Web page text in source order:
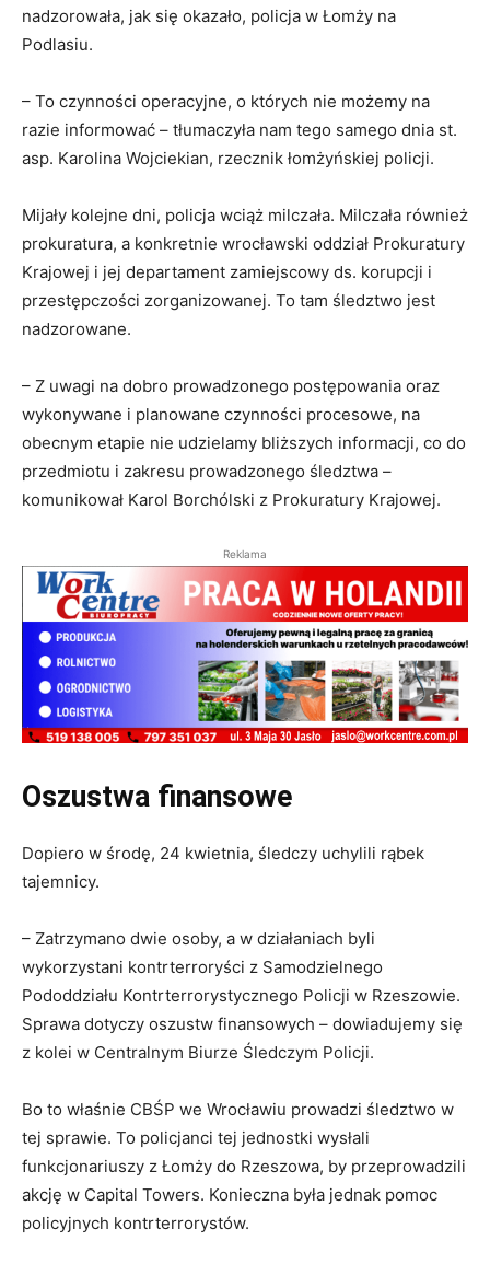
nadzorowała, jak się okazało, policja w Łomży na
Podlasiu.
– To czynności operacyjne, o których nie możemy na
razie informować – tłumaczyła nam tego samego dnia st.
asp. Karolina Wojciekian, rzecznik łomżyńskiej policji.
Mijały kolejne dni, policja wciąż milczała. Milczała również
prokuratura, a konkretnie wrocławski oddział Prokuratury
Krajowej i jej departament zamiejscowy ds. korupcji i
przestępczości zorganizowanej. To tam śledztwo jest
nadzorowane.
– Z uwagi na dobro prowadzonego postępowania oraz
wykonywane i planowane czynności procesowe, na
obecnym etapie nie udzielamy bliższych informacji, co do
przedmiotu i zakresu prowadzonego śledztwa –
komunikował Karol Borchólski z Prokuratury Krajowej.
Reklama
Oszustwa finansowe
Dopiero w środę, 24 kwietnia, śledczy uchylili rąbek
tajemnicy.
– Zatrzymano dwie osoby, a w działaniach byli
wykorzystani kontrterroryści z Samodzielnego
Pododdziału Kontrterrorystycznego Policji w Rzeszowie.
Sprawa dotyczy oszustw finansowych – dowiadujemy się
z kolei w Centralnym Biurze Śledczym Policji.
Bo to właśnie CBŚP we Wrocławiu prowadzi śledztwo w
tej sprawie. To policjanci tej jednostki wysłali
funkcjonariuszy z Łomży do Rzeszowa, by przeprowadzili
akcję w Capital Towers. Konieczna była jednak pomoc
policyjnych kontrterrorystów.